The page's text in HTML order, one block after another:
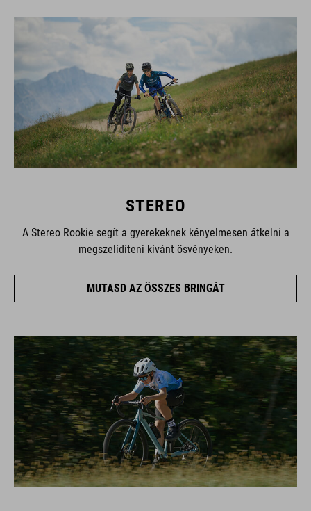
STEREO
A Stereo Rookie segít a gyerekeknek kényelmesen átkelni a
megszelídíteni kívánt ösvényeken.
MUTASD AZ ÖSSZES BRINGÁT